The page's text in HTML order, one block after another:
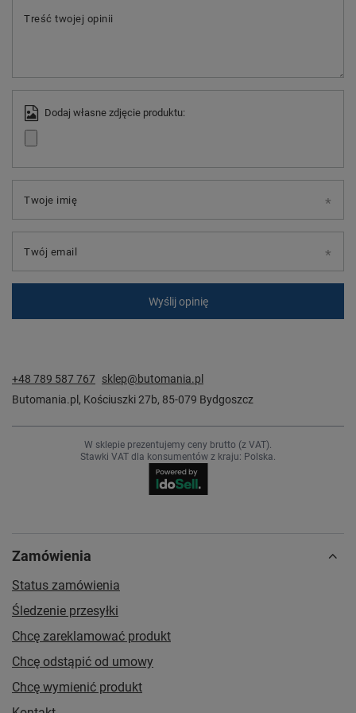
Treść twojej opinii
Dodaj własne zdjęcie produktu:
Twoje imię
Twój email
Wyślij opinię
+48 789 587 767 sklep@butomania.pl
Butomania.pl , Kościuszki 27b, 85-079 Bydgoszcz
W sklepie prezentujemy ceny brutto (z VAT).
Stawki VAT dla konsumentów z kraju: Polska.
Zamówienia
Status zamówienia
Śledzenie przesyłki
Chcę zareklamować produkt
Chcę odstąpić od umowy
Chcę wymienić produkt